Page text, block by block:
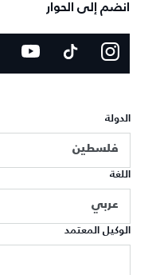
انضم إلى الحوار
الدولة
فلسطين
اللغة
عربي
الوكيل المعتمد